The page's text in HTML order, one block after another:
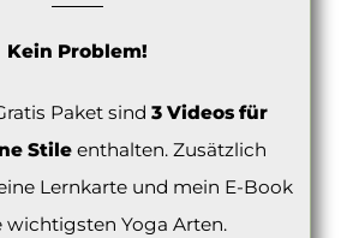
Kein Problem!
Paket sind 3 Videos für
Stile enthalten. Zusätzlich
Lernkarte und mein E-Book
wichtigsten Yoga Arten.